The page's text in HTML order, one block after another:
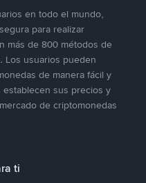
en todo el mundo,
para realizar
más de 800 métodos de
Los usuarios pueden
de manera fácil y
sus precios y
de criptomonedas
ti